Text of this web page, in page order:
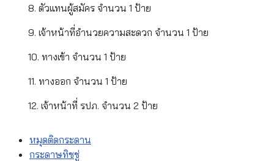
8. ตัวแทนผู้สมัคร จำนวน 1 ป้าย
9. เจ้าหน้าที่อำนวยความสะดวก จำนวน 1 ป้าย
10. ทางเข้า จำนวน 1 ป้าย
11. ทางออก จำนวน 1 ป้าย
12. เจ้าหน้าที่ รปภ. จำนวน 2 ป้าย
หมุดติดกระดาน
กระดาษทิชชู่